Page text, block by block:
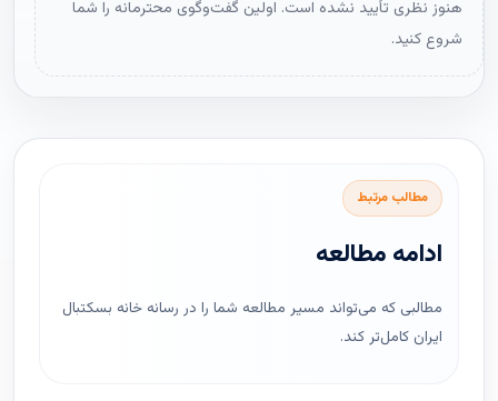
هنوز نظری تأیید نشده است. اولین گفت‌وگوی محترمانه را شما
شروع کنید.
مطالب مرتبط
ادامه مطالعه
مطالبی که می‌تواند مسیر مطالعه شما را در رسانه خانه بسکتبال
ایران کامل‌تر کند.